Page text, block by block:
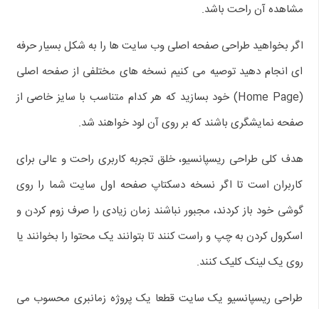
مشاهده آن راحت باشد.
اگر بخواهید طراحی صفحه اصلی وب سایت ها را به شکل بسیار حرفه
ای انجام دهید توصیه می کنیم نسخه های مختلفی از صفحه اصلی
(Home Page) خود بسازید که هر کدام متناسب با سایز خاصی از
صفحه نمایشگری باشند که بر روی آن لود خواهند شد.
هدف کلی طراحی ریسپانسیو، خلق تجربه کاربری راحت و عالی برای
کاربران است تا اگر نسخه دسکتاپ صفحه اول سایت شما را روی
گوشی خود باز کردند، مجبور نباشند زمان زیادی را صرف زوم کردن و
اسکرول کردن به چپ و راست کنند تا بتوانند یک محتوا را بخوانند یا
روی یک لینک کلیک کنند.
طراحی ریسپانسیو یک سایت قطعا یک پروژه زمانبری محسوب می